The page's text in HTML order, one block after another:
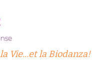
Vie…et la Biodanza!